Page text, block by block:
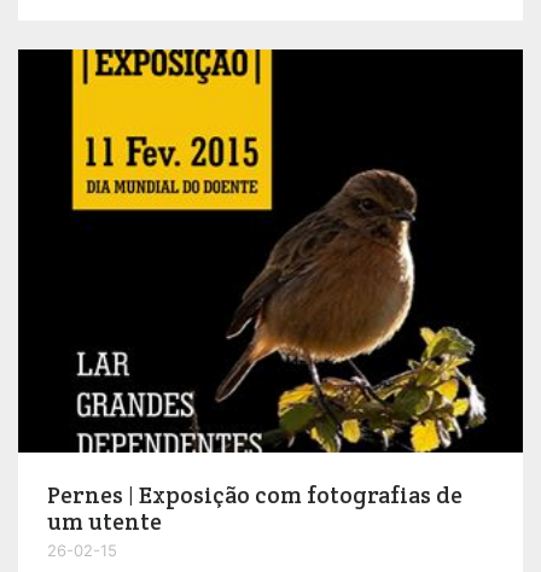
Pernes | Exposição com fotografias de
um utente
26-02-15